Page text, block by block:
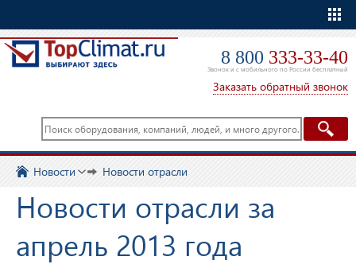
8 800 333-33-40
Звонок и с мобильного по России бесплатный
Заказать обратный звонок
Новости Новости отрасли
Новости отрасли за
апрель 2013 года